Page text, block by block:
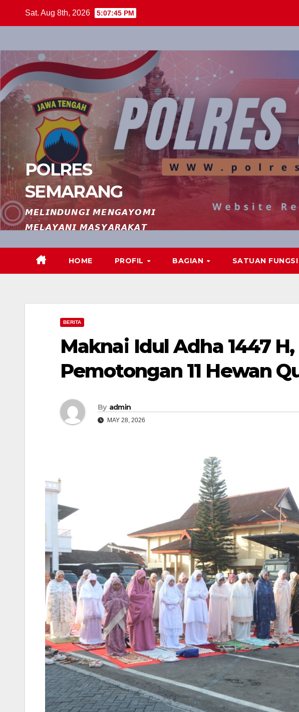
Sat. Aug 8th, 2026 5:07:48 PM
POLRES
SEMARANG
𝙈𝙀𝙇𝙄𝙉𝘿𝙐𝙉𝙂𝙄 𝙈𝙀𝙉𝙂𝘼𝙔𝙊𝙈𝙄
𝙈𝙀𝙇𝘼𝙔𝘼𝙉𝙄 𝙈𝘼𝙎𝙔𝘼𝙍𝘼𝙆𝘼𝙏
HOME PROFIL BAGIAN SATUAN FUNGSI
BERITA
Maknai Idul Adha 1447
Pemotongan 11 Hewan
By admin
MAY 28, 2026